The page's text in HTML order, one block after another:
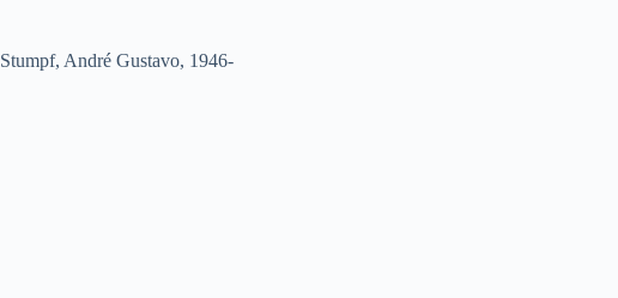
Stumpf, André Gustavo, 1946-